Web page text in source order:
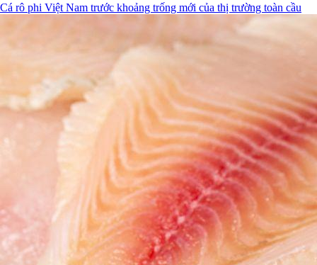
Cá rô phi Việt Nam trước khoảng trống mới của thị trường toàn cầu